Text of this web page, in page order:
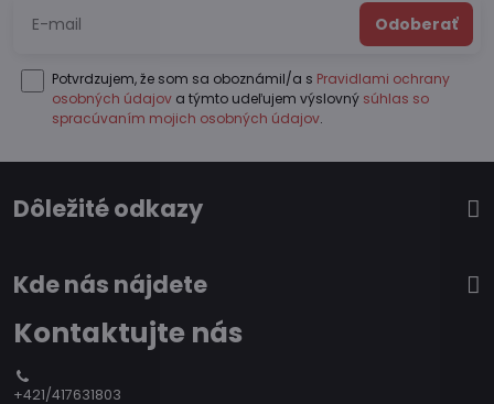
Odoberať
Potvrdzujem, že som sa oboznámil/a s Pravidlami ochrany
osobných údajov a týmto udeľujem výslovný súhlas so
spracúvaním mojich osobných údajov.
Dôležité odkazy
Kde nás nájdete
Kontaktujte nás
+421/417631803